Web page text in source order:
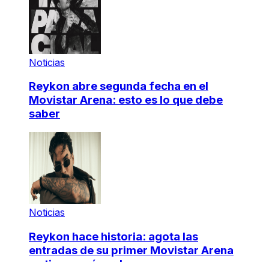
Noticias
Reykon abre segunda fecha en el
Movistar Arena: esto es lo que debe
saber
Noticias
Reykon hace historia: agota las
entradas de su primer Movistar Arena